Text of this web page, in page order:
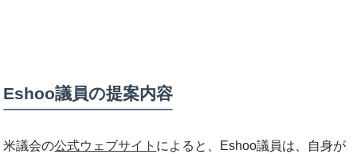
Eshoo議員の提案内容
米議会の公式ウェブサイト によると、Eshoo議員は、自身が